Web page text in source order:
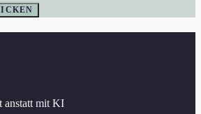
anstatt mit KI